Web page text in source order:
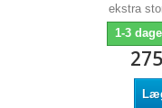
ekstra
1-3